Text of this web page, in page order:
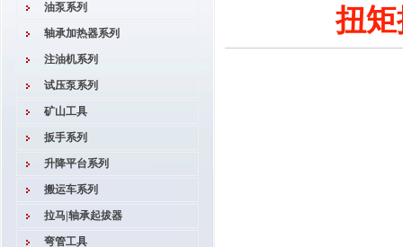
油泵系列
轴承加热器系列
注油机系列
试压泵系列
矿山工具
扳手系列
升降平台系列
搬运车系列
拉马|轴承起拔器
弯管工具
扭